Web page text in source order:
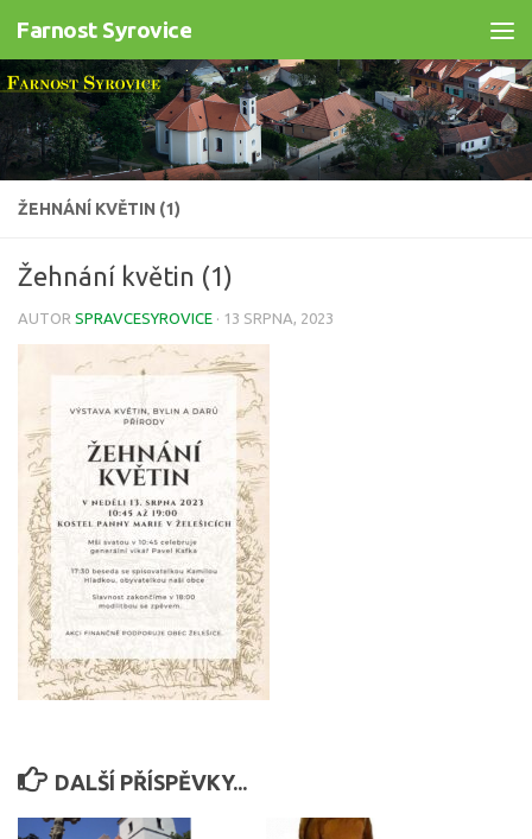
Skip to content
Farnost Syrovice
ŽEHNÁNÍ KVĚTIN (1)
Žehnání květin (1)
AUTOR SPRAVCESYROVICE · 13 SRPNA, 2023
DALŠÍ PŘÍSPĚVKY...